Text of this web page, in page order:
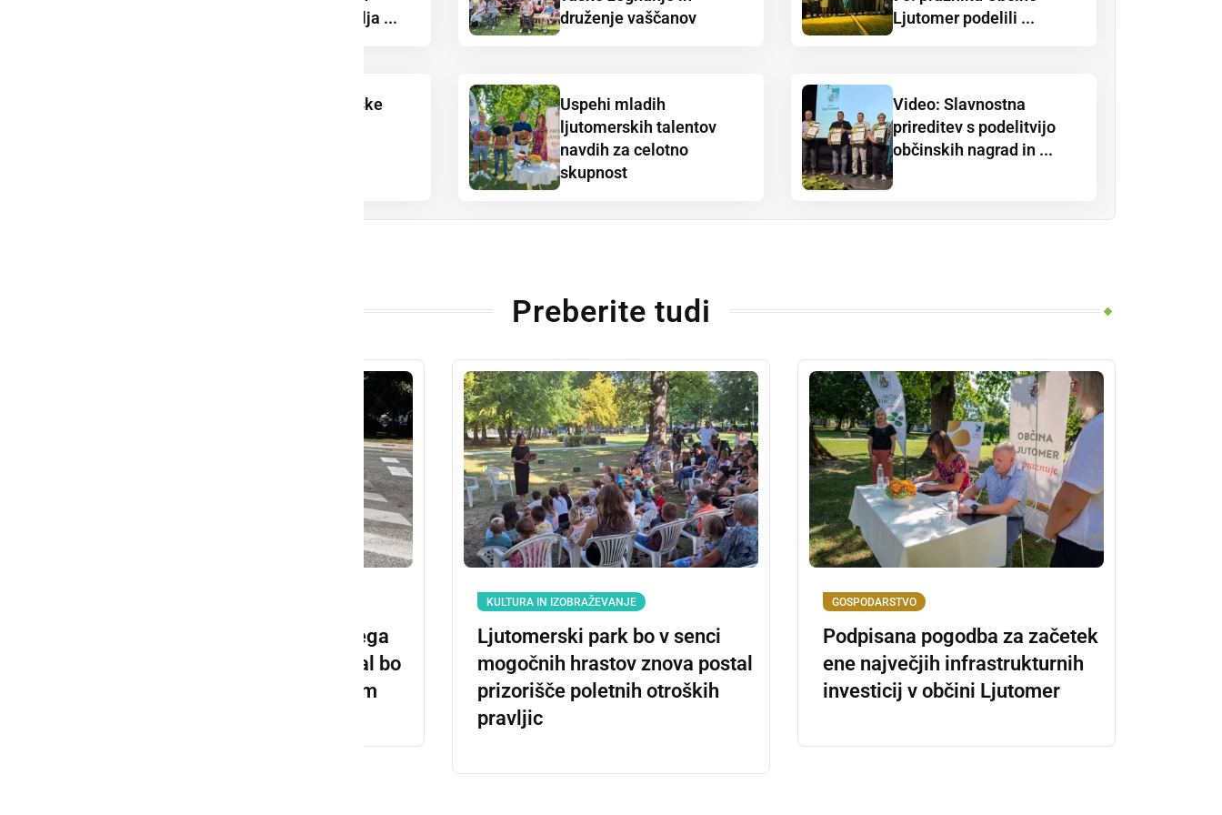
turizmu ter pripravlja ...
druženje vaščanov
Ljutomer podelili ...
Poletne krvodajalske
Uspehi mladih
ljutomerskih talentov
navdih za celotno
skupnost
Video: Slavnostna
prireditev s podelitvijo
občinskih nagrad in ...
Preberite tudi
Pričela se bo gradnja novega
krožišča v Ljutomeru, veljal bo
spremenjen prometni režim
KULTURA IN IZOBRAŽEVANJE
Ljutomerski park bo v senci
mogočnih hrastov znova postal
prizorišče poletnih otroških
pravljic
GOSPODARSTVO
Podpisana pogodba za začetek
ene največjih infrastrukturnih
investicij v občini Ljutomer